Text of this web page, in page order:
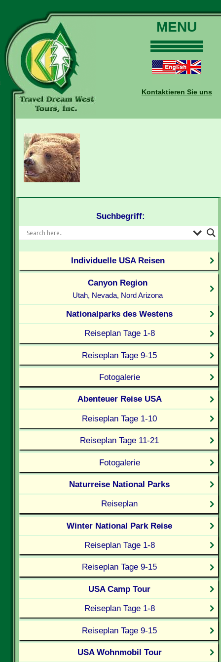
MENU
Touren
Daten und Preise
Buchungen
Kontaktieren Sie uns
Suchbegriff:
Individuelle USA Reisen
Canyon Region
Utah, Nevada, Nord Arizona
Nationalparks des Westens
Reiseplan Tage 1-8
Reiseplan Tage 9-15
Fotogalerie
Abenteuer Reise USA
Reiseplan Tage 1-10
Reiseplan Tage 11-21
Fotogalerie
Naturreise National Parks
Reiseplan
Winter National Park Reise
Reiseplan Tage 1-8
Reiseplan Tage 9-15
USA Camp Tour
Reiseplan Tage 1-8
Reiseplan Tage 9-15
USA Wohnmobil Tour